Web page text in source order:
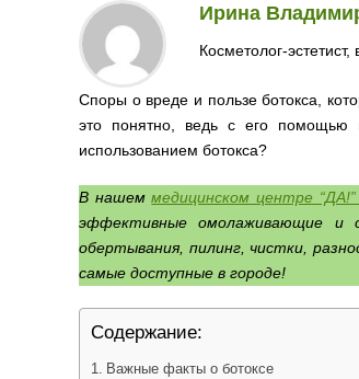
Ирина
Косметолог-эстетист,
Споры о вреде и пользе ботокса,
это понятно, ведь с его помощью
использованием ботокса?
В нашеммедицинском центре
эффективные омолаживающие и
обертывания, пилинг, чистки,
самые доступные в городе!
Содержание:
Важные факты о ботоксе